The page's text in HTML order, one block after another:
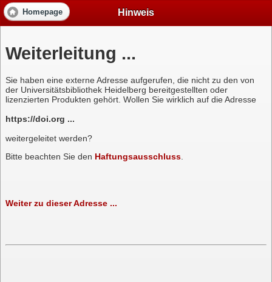
Homepage Hinweis
Weiterleitung ...
Sie haben eine externe Adresse aufgerufen, die nicht zu den von
der Universitätsbibliothek Heidelberg bereitgestellten oder
lizenzierten Produkten gehört. Wollen Sie wirklich auf die Adresse
https://doi.org ...
weitergeleitet werden?
Bitte beachten Sie den Haftungsausschluss.
Weiter zu dieser Adresse ...